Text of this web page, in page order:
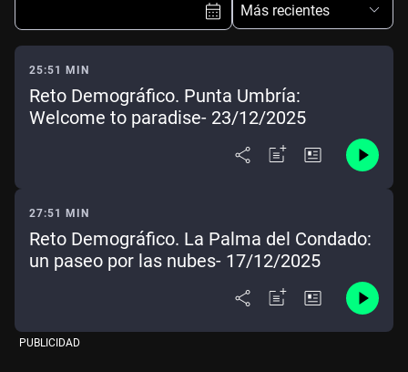
Ene
Borrar Mes actual
Más recientes
25:51 MIN
Reto Demográfico. Punta Umbría:
Welcome to paradise- 23/12/2025
27:51 MIN
Reto Demográfico. La Palma del Condado:
un paseo por las nubes- 17/12/2025
PUBLICIDAD